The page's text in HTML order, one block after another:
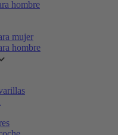
hombre
mujer
hombre